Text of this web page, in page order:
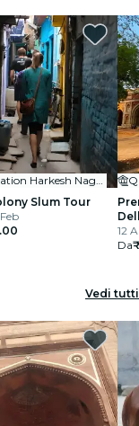
Metro Station Harkesh Nagar Okhla
Slum Tour
12
Da
Vedi tutti